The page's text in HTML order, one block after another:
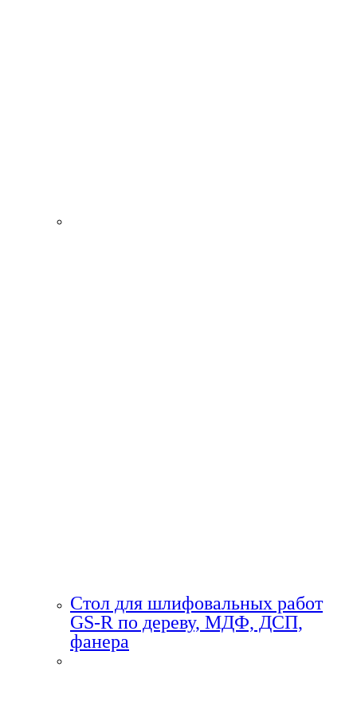
Стол для шлифовальных работ
GS-R по дереву, МДФ, ДСП,
фанера